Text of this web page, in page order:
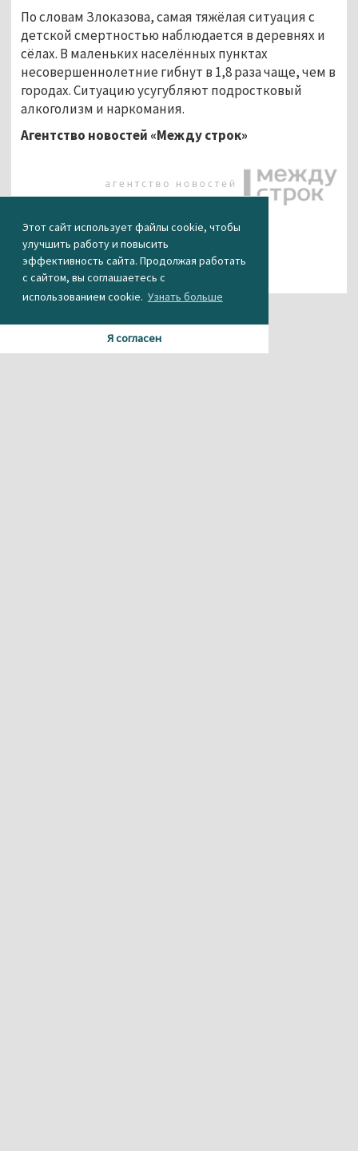
Этот сайт использует файлы cookie, чтобы
улучшить работу и повысить
эффективность сайта. Продолжая работать
с сайтом, вы соглашаетесь с
использованием cookie. Узнать больше
Я согласен
По словам Злоказова, самая тяжёлая ситуация с
детской смертностью наблюдается в деревнях и
сёлах. В маленьких населённых пунктах
несовершеннолетние гибнут в 1,8 раза чаще, чем в
городах. Ситуацию усугубляют подростковый
алкоголизм и наркомания.
Агентство новостей «Между строк»